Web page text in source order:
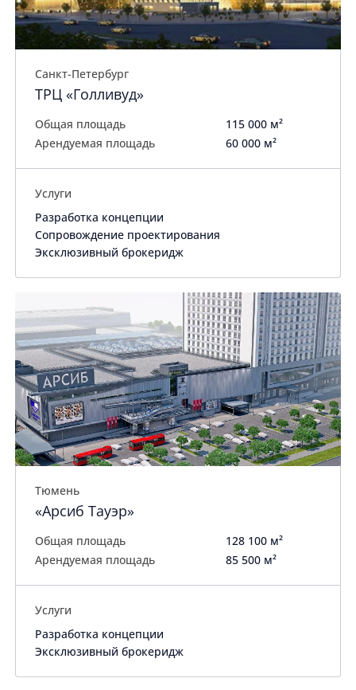
Санкт-Петербург
ТРЦ «Голливуд»
Общая площадь
115 000 м²
Арендуемая площадь
60 000 м²
Услуги
Разработка концепции
Сопровождение проектирования
Эксклюзивный брокеридж
Тюмень
«Арсиб Тауэр»
Общая площадь
128 100 м²
Арендуемая площадь
85 500 м²
Услуги
Разработка концепции
Эксклюзивный брокеридж